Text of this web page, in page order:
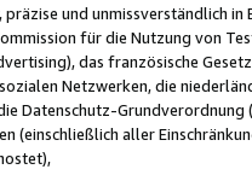
und unmissverständlich
für die Nutzung von
das französische
Netzwerken, die
Datenschutz-
(einschließlich aller